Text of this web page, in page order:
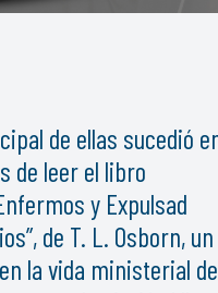
de ellas sucedió
de leer el libro
y Expulsad
de T. L. Osborn,
la vida ministerial